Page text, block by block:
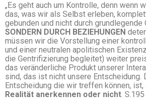
„Es geht auch um Kontrolle, denn wenn
das, was wir als Selbst erleben,
gebunden und nicht durch grundlegende
SONDERN DURCH BEZIEHUNGEN
müssen wir die Vorstellung einer
und einer neutralen apolitischen
die Gentrifizierung begleitet) weiter
das veränderliche Produkt unserer
sind, das ist nicht unsere Entscheidung.
Entscheidung die wir treffen können, ist,
Realität anerkennen oder nicht. S.195